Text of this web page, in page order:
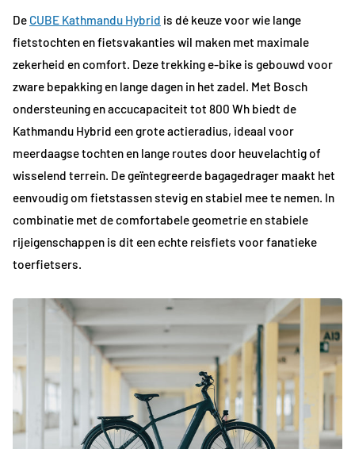
De CUBE Kathmandu Hybrid is dé keuze voor wie lange
fietstochten en fietsvakanties wil maken met maximale
zekerheid en comfort. Deze trekking e-bike is gebouwd voor
zware bepakking en lange dagen in het zadel. Met Bosch
ondersteuning en accucapaciteit tot 800 Wh biedt de
Kathmandu Hybrid een grote actieradius, ideaal voor
meerdaagse tochten en lange routes door heuvelachtig of
wisselend terrein. De geïntegreerde bagagedrager maakt het
eenvoudig om fietstassen stevig en stabiel mee te nemen. In
combinatie met de comfortabele geometrie en stabiele
rijeigenschappen is dit een echte reisfiets voor fanatieke
toerfietsers.